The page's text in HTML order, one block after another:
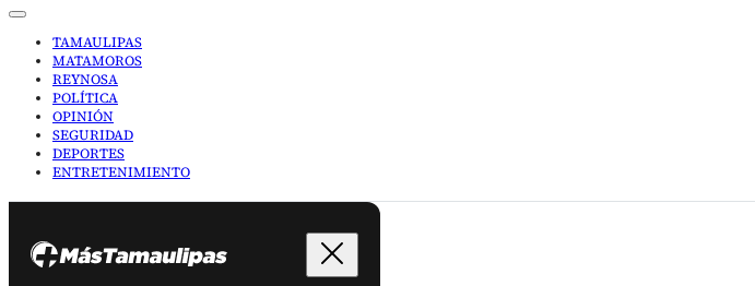
TAMAULIPAS
MATAMOROS
REYNOSA
POLÍTICA
OPINIÓN
SEGURIDAD
DEPORTES
ENTRETENIMIENTO